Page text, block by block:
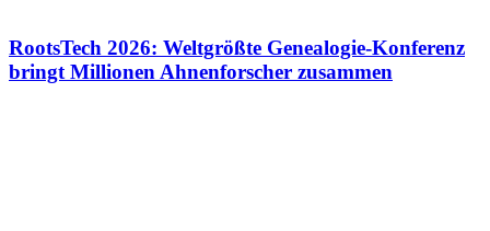
RootsTech 2026: Weltgrößte Genealogie-Konferenz
bringt Millionen Ahnenforscher zusammen